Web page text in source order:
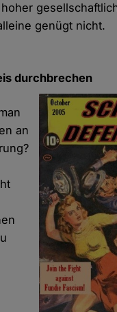
genügt nicht.
durchbrechen
an